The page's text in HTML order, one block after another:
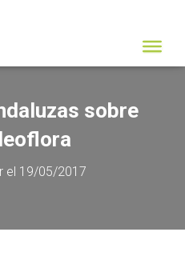
sobre
el 19/05/2017